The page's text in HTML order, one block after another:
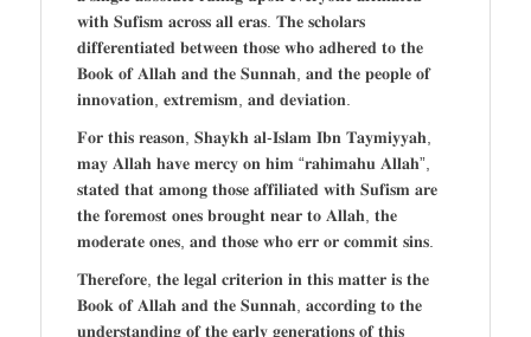
𝐰𝐢𝐭𝐡 𝐒𝐮𝐟𝐢𝐬𝐦 𝐚𝐜𝐫𝐨𝐬𝐬 𝐚𝐥𝐥 𝐞𝐫𝐚𝐬. 𝐓𝐡𝐞 𝐬𝐜𝐡𝐨𝐥𝐚𝐫𝐬
𝐝𝐢𝐟𝐟𝐞𝐫𝐞𝐧𝐭𝐢𝐚𝐭𝐞𝐝 𝐛𝐞𝐭𝐰𝐞𝐞𝐧 𝐭𝐡𝐨𝐬𝐞 𝐰𝐡𝐨 𝐚𝐝𝐡𝐞𝐫𝐞𝐝 𝐭𝐨 𝐭𝐡𝐞
𝐁𝐨𝐨𝐤 𝐨𝐟 𝐀𝐥𝐥𝐚𝐡 𝐚𝐧𝐝 𝐭𝐡𝐞 𝐒𝐮𝐧𝐧𝐚𝐡, 𝐚𝐧𝐝 𝐭𝐡𝐞 𝐩𝐞𝐨𝐩𝐥𝐞 𝐨𝐟
𝐢𝐧𝐧𝐨𝐯𝐚𝐭𝐢𝐨𝐧, 𝐞𝐱𝐭𝐫𝐞𝐦𝐢𝐬𝐦, 𝐚𝐧𝐝 𝐝𝐞𝐯𝐢𝐚𝐭𝐢𝐨𝐧.
𝐅𝐨𝐫 𝐭𝐡𝐢𝐬 𝐫𝐞𝐚𝐬𝐨𝐧, 𝐒𝐡𝐚𝐲𝐤𝐡 𝐚𝐥-𝐈𝐬𝐥𝐚𝐦 𝐈𝐛𝐧 𝐓𝐚𝐲𝐦𝐢𝐲𝐲𝐚𝐡,
𝐦𝐚𝐲 𝐀𝐥𝐥𝐚𝐡 𝐡𝐚𝐯𝐞 𝐦𝐞𝐫𝐜𝐲 𝐨𝐧 𝐡𝐢𝐦 “𝐫𝐚𝐡𝐢𝐦𝐚𝐡𝐮 𝐀𝐥𝐥𝐚𝐡”,
𝐬𝐭𝐚𝐭𝐞𝐝 𝐭𝐡𝐚𝐭 𝐚𝐦𝐨𝐧𝐠 𝐭𝐡𝐨𝐬𝐞 𝐚𝐟𝐟𝐢𝐥𝐢𝐚𝐭𝐞𝐝 𝐰𝐢𝐭𝐡 𝐒𝐮𝐟𝐢𝐬𝐦 𝐚𝐫𝐞
𝐭𝐡𝐞 𝐟𝐨𝐫𝐞𝐦𝐨𝐬𝐭 𝐨𝐧𝐞𝐬 𝐛𝐫𝐨𝐮𝐠𝐡𝐭 𝐧𝐞𝐚𝐫 𝐭𝐨 𝐀𝐥𝐥𝐚𝐡, 𝐭𝐡𝐞
𝐦𝐨𝐝𝐞𝐫𝐚𝐭𝐞 𝐨𝐧𝐞𝐬, 𝐚𝐧𝐝 𝐭𝐡𝐨𝐬𝐞 𝐰𝐡𝐨 𝐞𝐫𝐫 𝐨𝐫 𝐜𝐨𝐦𝐦𝐢𝐭 𝐬𝐢𝐧𝐬.
𝐓𝐡𝐞𝐫𝐞𝐟𝐨𝐫𝐞, 𝐭𝐡𝐞 𝐥𝐞𝐠𝐚𝐥 𝐜𝐫𝐢𝐭𝐞𝐫𝐢𝐨𝐧 𝐢𝐧 𝐭𝐡𝐢𝐬 𝐦𝐚𝐭𝐭𝐞𝐫 𝐢𝐬 𝐭𝐡𝐞
𝐁𝐨𝐨𝐤 𝐨𝐟 𝐀𝐥𝐥𝐚𝐡 𝐚𝐧𝐝 𝐭𝐡𝐞 𝐒𝐮𝐧𝐧𝐚𝐡, 𝐚𝐜𝐜𝐨𝐫𝐝𝐢𝐧𝐠 𝐭𝐨 𝐭𝐡𝐞
𝐮𝐧𝐝𝐞𝐫𝐬𝐭𝐚𝐧𝐝𝐢𝐧𝐠 𝐨𝐟 𝐭𝐡𝐞 𝐞𝐚𝐫𝐥𝐲 𝐠𝐞𝐧𝐞𝐫𝐚𝐭𝐢𝐨𝐧𝐬 𝐨𝐟 𝐭𝐡𝐢𝐬